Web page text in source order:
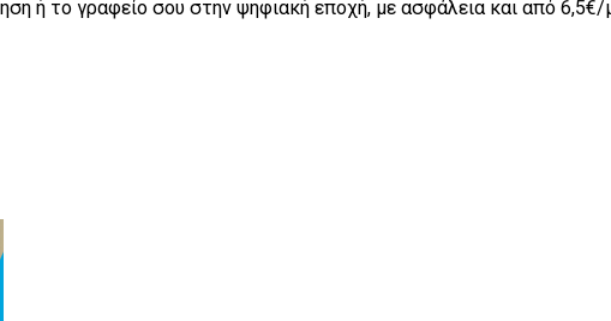
ή το γραφείο σου στην ψηφιακή εποχή, με ασφάλεια και από6,5€/